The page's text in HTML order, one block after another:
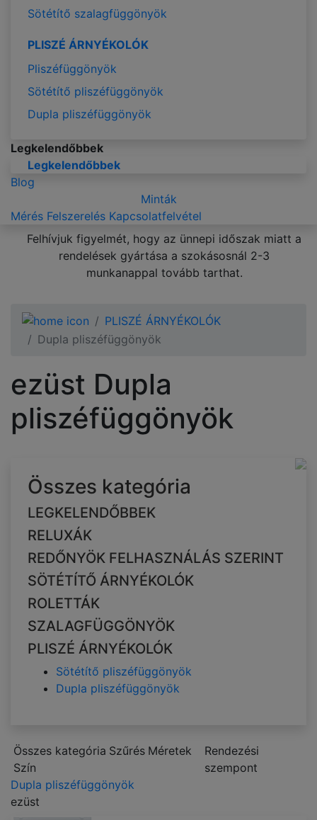
Sötétítő szalagfüggönyök
PLISZÉ ÁRNYÉKOLÓK
Pliszéfüggönyök
Sötétítő pliszéfüggönyök
Dupla pliszéfüggönyök
Legkelendőbbek
Legkelendőbbek
Blog
Minták
Mérés Felszerelés Kapcsolatfelvétel
Felhívjuk figyelmét, hogy az ünnepi időszak miatt a
rendelések gyártása a szokásosnál 2-3
munkanappal tovább tarthat.
PLISZÉ ÁRNYÉKOLÓK
Dupla pliszéfüggönyök
ezüst Dupla
pliszéfüggönyök
Összes kategória
LEGKELENDŐBBEK
RELUXÁK
REDŐNYÖK FELHASZNÁLÁS SZERINT
SÖTÉTÍTŐ ÁRNYÉKOLÓK
ROLETTÁK
SZALAGFÜGGÖNYÖK
PLISZÉ ÁRNYÉKOLÓK
Sötétítő pliszéfüggönyök
Dupla pliszéfüggönyök
Összes kategória Szűrés Méretek
Szín
Rendezési
szempont
Dupla pliszéfüggönyök
ezüst